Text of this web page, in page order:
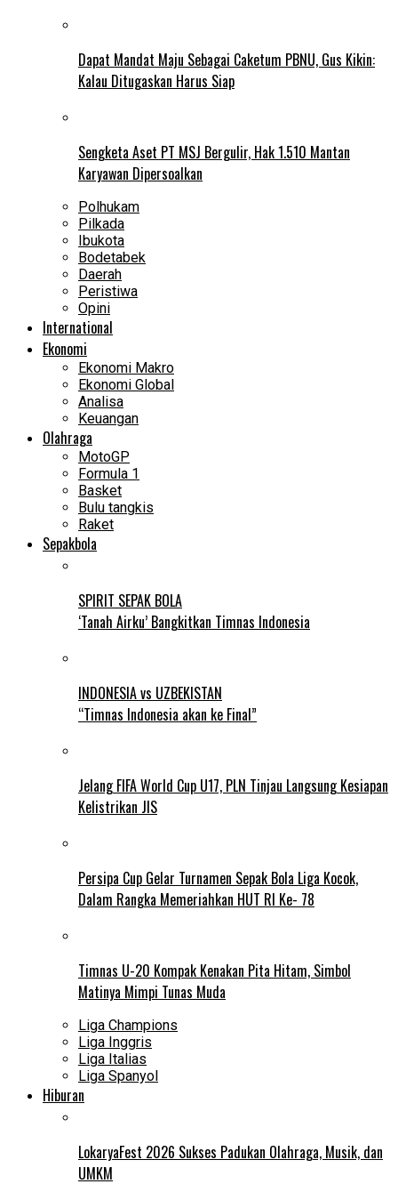
Dapat Mandat Maju Sebagai Caketum PBNU, Gus Kikin:
Kalau Ditugaskan Harus Siap
Sengketa Aset PT MSJ Bergulir, Hak 1.510 Mantan
Karyawan Dipersoalkan
Polhukam
Pilkada
Ibukota
Bodetabek
Daerah
Peristiwa
Opini
International
Ekonomi
Ekonomi Makro
Ekonomi Global
Analisa
Keuangan
Olahraga
MotoGP
Formula 1
Basket
Bulu tangkis
Raket
Sepakbola
SPIRIT SEPAK BOLA
‘Tanah Airku’ Bangkitkan Timnas Indonesia
INDONESIA vs UZBEKISTAN
“Timnas Indonesia akan ke Final”
Jelang FIFA World Cup U17, PLN Tinjau Langsung Kesiapan
Kelistrikan JIS
Persipa Cup Gelar Turnamen Sepak Bola Liga Kocok,
Dalam Rangka Memeriahkan HUT RI Ke- 78
Timnas U-20 Kompak Kenakan Pita Hitam, Simbol
Matinya Mimpi Tunas Muda
Liga Champions
Liga Inggris
Liga Italias
Liga Spanyol
Hiburan
LokaryaFest 2026 Sukses Padukan Olahraga, Musik, dan
UMKM